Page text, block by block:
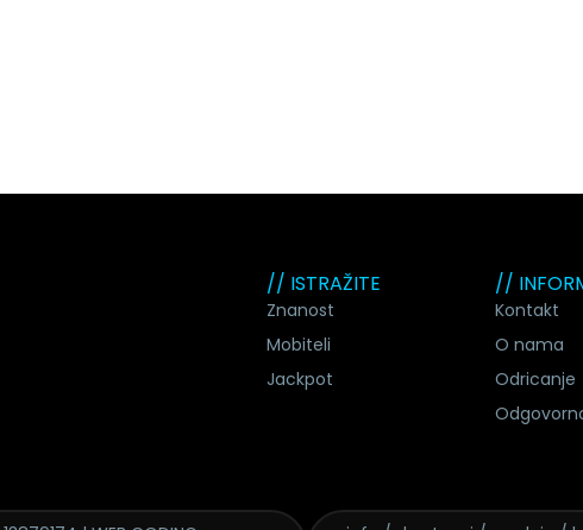
// ISTRAŽITE
Znanost
Mobiteli
Jackpot
//
Kontakt
O nama
Odricanje